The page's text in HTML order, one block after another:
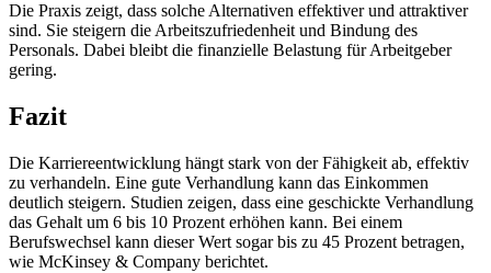
Die Praxis zeigt, dass solche Alternativen effektiver und attraktiver
sind. Sie steigern die Arbeitszufriedenheit und Bindung des
Personals. Dabei bleibt die finanzielle Belastung für Arbeitgeber
gering.
Fazit
Die Karriereentwicklung hängt stark von der Fähigkeit ab, effektiv
zu verhandeln. Eine gute Verhandlung kann das Einkommen
deutlich steigern. Studien zeigen, dass eine geschickte Verhandlung
das Gehalt um 6 bis 10 Prozent erhöhen kann. Bei einem
Berufswechsel kann dieser Wert sogar bis zu 45 Prozent betragen,
wie McKinsey & Company berichtet.